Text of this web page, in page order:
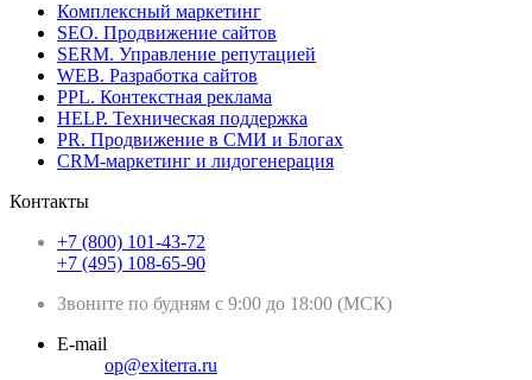
Комплексный маркетинг
SEO. Продвижение сайтов
SERM. Управление репутацией
WEB. Разработка сайтов
PPL. Контекстная реклама
HELP. Техническая поддержка
PR. Продвижение в СМИ и Блогах
CRM-маркетинг и лидогенерация
Контакты
+7 (800) 101-43-72
+7 (495) 108-65-90
Звоните по будням с 9:00 до 18:00 (МСК)
E-mail
op@exiterra.ru